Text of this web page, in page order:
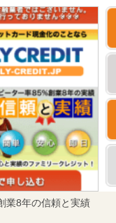
業8年の信頼と実績